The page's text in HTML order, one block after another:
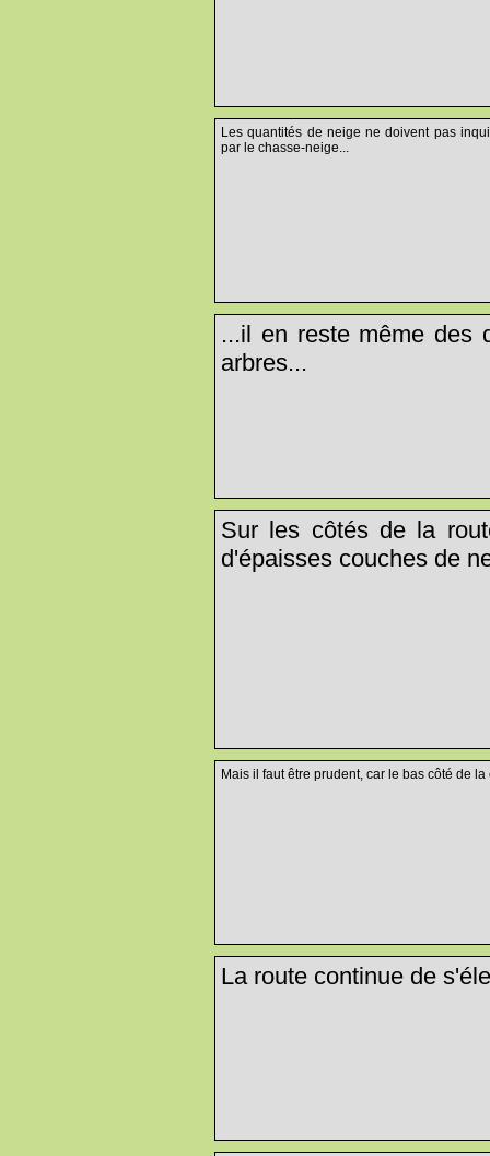
Les quantités de neige ne doivent pas
par le chasse-neige...
...il en reste même des
arbres...
Sur les côtés de la
d'épaisses couches de
Mais il faut être prudent, car le bas côté de
La route continue de